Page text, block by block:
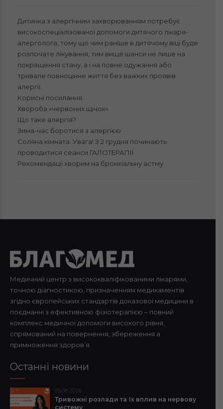
Дитинка з алергічним захворюванням потребує
високоспеціалізованої допомоги дитячого лікаря-
алерголога, тому що чим раніше в дитячому віці буде
розпочате лікування, тим вище шанси не лише на
покращення стану, а і на повне одужання або
тривале повноцінне життя без важких проявів
алергії.
Корисні посилання:
Хвороба «червоних щічок»
Що таке алергія?
Зима-час боротися з алергією
Соляна кімната. Увага! З 2 грудня починають
проводитися сеанси ГАЛОТЕРАПІЇ.
Рекомендації хворим на бронхіальну астму
Медичний центр з висококваліфікованими лікарями,
точною діагностикою, призначенням медикаментів
згідно європейських стандартів доказової медицини в
поєднанні з ефективною фізіотерапією – повний
комплекс медичної допомоги високого рівня,
спрямований на повернення, збереження а
примноження здоров’я
Останні новини
05.08.2026
Тривожні розлади та їх вплив на нервову
систему